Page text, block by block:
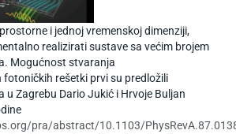
i jednoj vremenskoj dimenziji,
realizirati sustave sa većim brojem
Mogućnost stvaranja
rešetki prvi su predložili
u Zagrebu Dario Jukić i Hrvoje Buljan
pra/abstract/10.1103/